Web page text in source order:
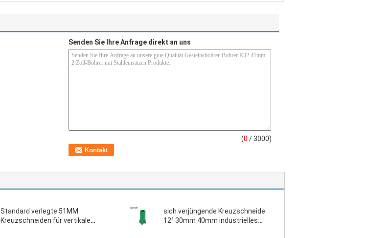
Senden Sie Ihre Anfrage direkt an uns
(0 / 3000)
Standard verlegte 51MM
Kreuzschneiden für vertikale
sich verjüngende Kreuzschneide
12° 30mm 40mm industrielles